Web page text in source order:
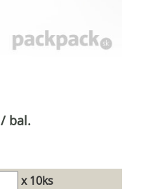
/ bal.
x 10ks